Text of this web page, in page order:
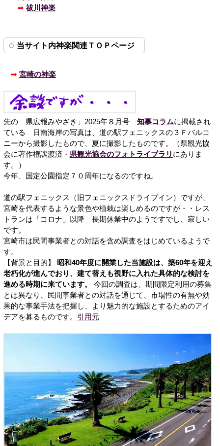
➡ 祓川神楽
当サイト内神楽関連ＴＯＰページ
➡ 宮崎の神楽
先の 県広報みやざき」2025年８月号 知事コラムに掲載され
ている 日南海岸の写真は、道の駅フェニックスの３Ｆバルコ
ニーから撮影したもので、夏に撮影したものです。（県観光協
会に著作権譲渡済・ 県観光協会のフォトライブラリ にありま
す。）
今年、国定公園指定７０周年になるのですね。
道の駅フェニックス（旧フェニックスドライブイン）ですが、
宮崎を代表するような景色や植栽は楽しめるのですが・・レス
トランは「コロナ」以降 長期休業中のようですでし、寂しい
です。
宮崎市は民間事業者との対話を含め調査をはじめているようで
す。
【背景と目的】
昭和40年度に開業した当施設は、築60年を迎え
老朽化が進んでおり、建て替えも視野に入れた具体的な検討を
進める時期に来ています。
今回の調査は、期間限定利用の募集
とは異なり、民間事業者との対話を通じて、市場性の有無や効
果的な事業手法を把握し、より魅力的な施設とするためのアイ
デアを募るものです。 引用元